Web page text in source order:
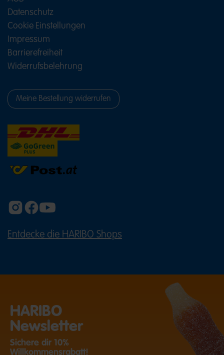
Datenschutz
Cookie Einstellungen
Impressum
Barrierefreiheit
Widerrufsbelehrung
Meine Bestellung widerrufen
Entdecke die HARIBO Shops
HARIBO
Newsletter
Sichere dir 10%
Willkommensrabatt!